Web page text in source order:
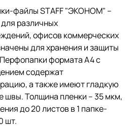
файлы STAFF "ЭКОНОМ" –
различных
офисов коммерческих
для хранения и защиты
формата А4 с
содержат
а также имеют гладкую
швы. Толщина пленки – 35 мкм,
до 20 листов в 1 папке-
шт.